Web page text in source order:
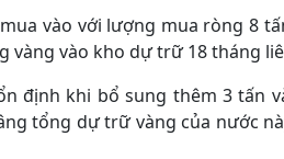
vào với lượng mua ròng 8
vàng vào kho dự trữ 18 tháng
định khi bổ sung thêm 3 tấn
tổng dự trữ vàng của nước